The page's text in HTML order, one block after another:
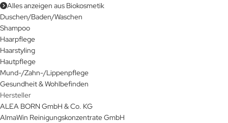
Alles anzeigen aus Biokosmetik
Duschen/Baden/Waschen
Shampoo
Haarpflege
Haarstyling
Hautpflege
Mund-/Zahn-/Lippenpflege
Gesundheit & Wohlbefinden
Hersteller
ALEA BORN GmbH & Co. KG
AlmaWin Reinigungskonzentrate GmbH